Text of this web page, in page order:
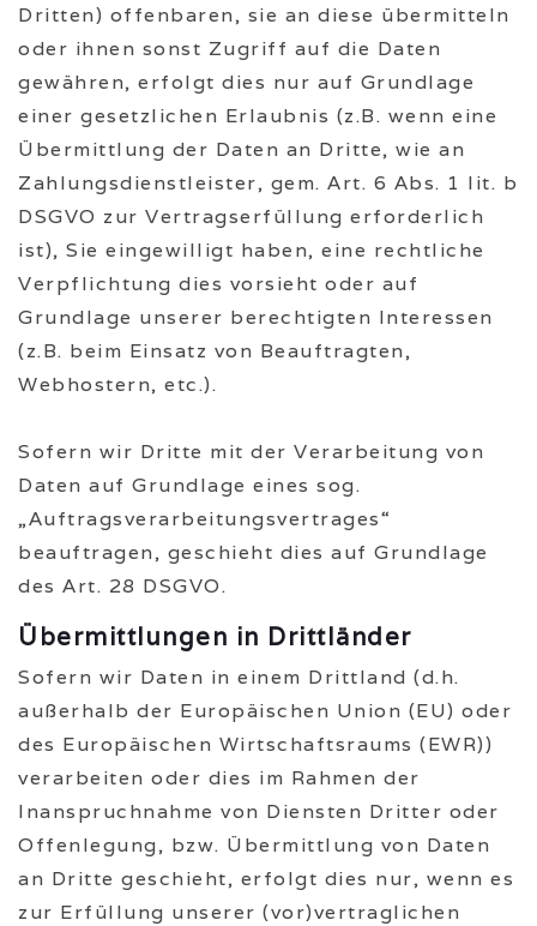
Dritten) offenbaren, sie an diese übermitteln
oder ihnen sonst Zugriff auf die Daten
gewähren, erfolgt dies nur auf Grundlage
einer gesetzlichen Erlaubnis (z.B. wenn eine
Übermittlung der Daten an Dritte, wie an
Zahlungsdienstleister, gem. Art. 6 Abs. 1 lit. b
DSGVO zur Vertragserfüllung erforderlich
ist), Sie eingewilligt haben, eine rechtliche
Verpflichtung dies vorsieht oder auf
Grundlage unserer berechtigten Interessen
(z.B. beim Einsatz von Beauftragten,
Webhostern, etc.).
Sofern wir Dritte mit der Verarbeitung von
Daten auf Grundlage eines sog.
„Auftragsverarbeitungsvertrages“
beauftragen, geschieht dies auf Grundlage
des Art. 28 DSGVO.
Übermittlungen in Drittländer
Sofern wir Daten in einem Drittland (d.h.
außerhalb der Europäischen Union (EU) oder
des Europäischen Wirtschaftsraums (EWR))
verarbeiten oder dies im Rahmen der
Inanspruchnahme von Diensten Dritter oder
Offenlegung, bzw. Übermittlung von Daten
an Dritte geschieht, erfolgt dies nur, wenn es
zur Erfüllung unserer (vor)vertraglichen